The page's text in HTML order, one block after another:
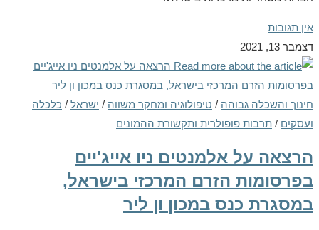
אין תגובות
דצמבר 13, 2021
חינוך והשכלה גבוהה / טיפולוגיה ומחקר משווה / ישראל / כלכלה
ועסקים / תרבות פופולרית ותקשורת ההמונים
הרצאה על אלמנטים ניו אייג'יים
בפרסומות הזרם המרכזי בישראל,
במסגרת כנס במכון ון ליר